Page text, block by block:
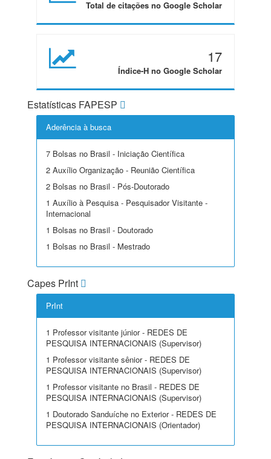
Total de citações no Google Scholar
17
Índice-H no Google Scholar
Estatísticas FAPESP
Aderência à busca
7 Bolsas no Brasil - Iniciação Científica
2 Auxílio Organização - Reunião Científica
2 Bolsas no Brasil - Pós-Doutorado
1 Auxílio à Pesquisa - Pesquisador Visitante -
Internacional
1 Bolsas no Brasil - Doutorado
1 Bolsas no Brasil - Mestrado
Capes PrInt
PrInt
1 Professor visitante júnior - REDES DE
PESQUISA INTERNACIONAIS (Supervisor)
1 Professor visitante sênior - REDES DE
PESQUISA INTERNACIONAIS (Supervisor)
1 Professor visitante no Brasil - REDES DE
PESQUISA INTERNACIONAIS (Supervisor)
1 Doutorado Sanduíche no Exterior - REDES DE
PESQUISA INTERNACIONAIS (Orientador)